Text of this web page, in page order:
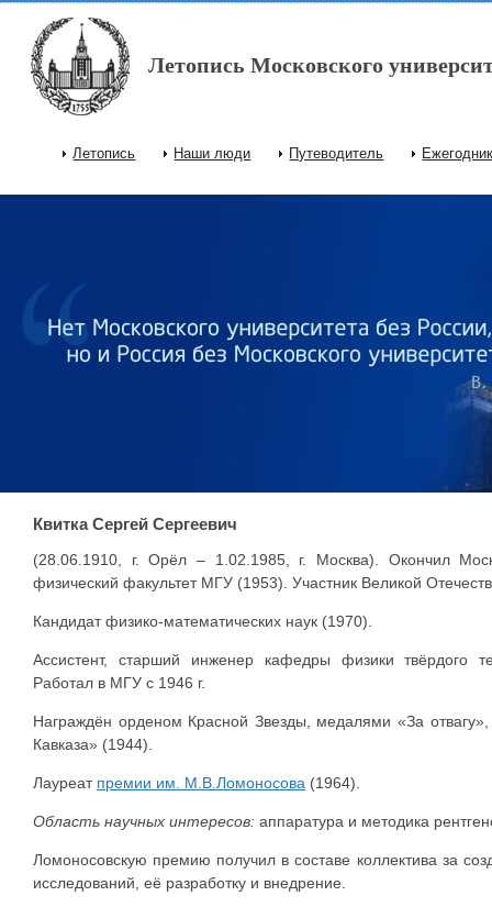
Перейти к основному содержанию
Летопись Московского
Главное меню
Летопись Наши люди Путеводитель
Квитка Сергей Сергеевич
(28.06.1910, г. Орёл – 1.02.1985, г. Москва). Окончил
физический факультет МГУ (1953). Участник Великой
Кандидат физико-математических наук (1970).
Ассистент, старший инженер кафедры физики твёрдого
Работал в МГУ с 1946 г.
Награждён орденом Красной Звезды, медалями «За
Кавказа» (1944).
Лауреат премии им. М.В.Ломоносова (1964).
Область научных интересов: аппаратура и методика
Ломоносовскую премию получил в составе коллектива за
исследований, её разработку и внедрение.